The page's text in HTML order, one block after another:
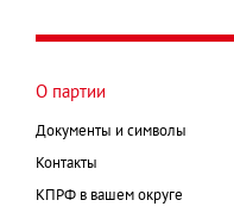
страниц
О партии
Документы и символы
Контакты
КПРФ в вашем округе